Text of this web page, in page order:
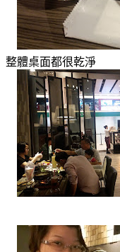
整體桌面都很乾淨